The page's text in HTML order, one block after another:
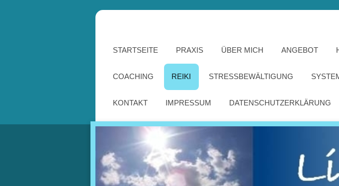
STARTSEITE PRAXIS ÜBER MICH ANGEBOT
COACHING REIKI STRESSBEWÄLTIGUNG
KONTAKT IMPRESSUM DATENSCHUTZERKLÄRUNG